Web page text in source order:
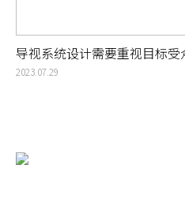
导视系统设计需要重视目标
更谐调
2023.07.29